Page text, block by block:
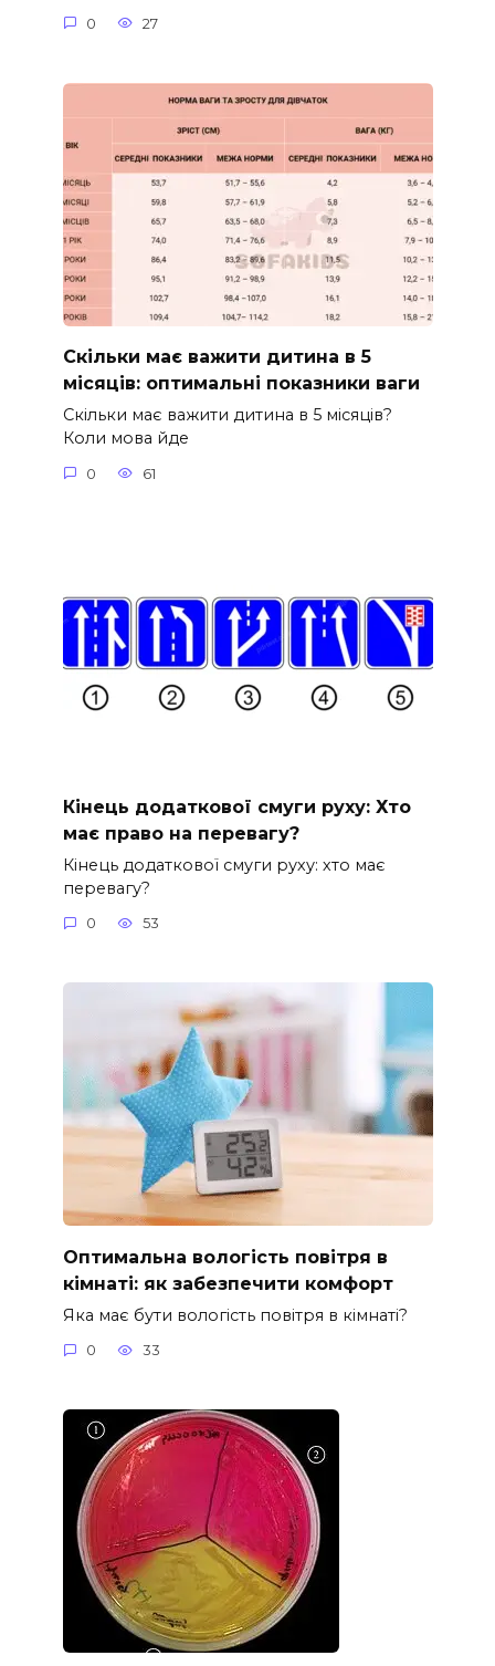
0 27
Скільки має важити дитина в 5
місяців: оптимальні показники ваги
Скільки має важити дитина в 5 місяців?
Коли мова йде
0 61
Кінець додаткової смуги руху: Хто
має право на перевагу?
Кінець додаткової смуги руху: хто має
перевагу?
0 53
Оптимальна вологість повітря в
кімнаті: як забезпечити комфорт
Яка має бути вологість повітря в кімнаті?
0 33